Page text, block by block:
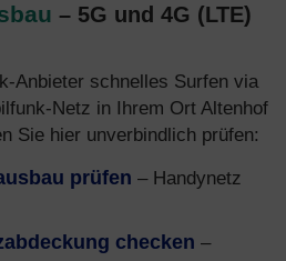
– 5G und 4G (LTE)
Anbieter schnelles Surfen via
Netz in Ihrem Ort Altenhof
Sie hier unverbindlich prüfen:
prüfen – Handynetz
checken –